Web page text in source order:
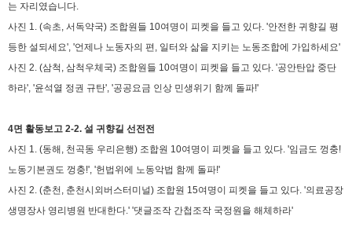
는 자리였습니다.
사진 1. (속초, 서독약국) 조합원들 10여명이 피켓을 들고 있다. '안전한 귀향길 평
등한 설되세요', '언제나 노동자의 편, 일터와 삶을 지키는 노동조합에 가입하세요'
사진 2. (삼척, 삼척우체국) 조합원들 10여명이 피켓을 들고 있다. '공안탄압 중단
하라', '윤석열 정권 규탄', '공공요금 인상 민생위기 함께 돌파!'
4면 활동보고 2-2. 설 귀향길 선전전
사진 1. (동해, 천곡동 우리은행) 조합원 10여명이 피켓을 들고 있다. '임금도 껑충!
노동기본권도 껑충!', '헌법위에 노동악법 함께 돌파!'
사진 2. (춘천, 춘천시외버스터미널) 조합원 15여명이 피켓을 들고 있다. '의료공장
생명장사 영리병원 반대한다.' '댓글조작 간첩조작 국정원을 해체하라'